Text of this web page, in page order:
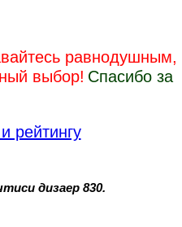
равнодушным,
выбор! Спасибо за
рейтингу
дизаер 830.